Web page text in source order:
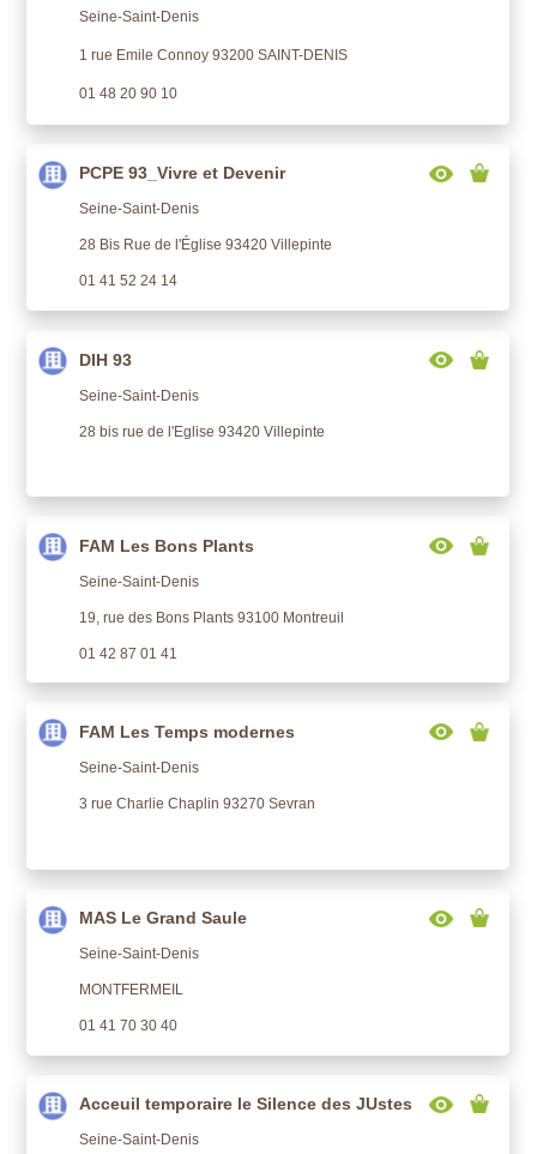
Seine-Saint-Denis
1 rue Emile Connoy 93200 SAINT-DENIS
01 48 20 90 10
PCPE 93_Vivre et Devenir
Seine-Saint-Denis
28 Bis Rue de l'Église 93420 Villepinte
01 41 52 24 14
DIH 93
Seine-Saint-Denis
28 bis rue de l'Eglise 93420 Villepinte
FAM Les Bons Plants
Seine-Saint-Denis
19, rue des Bons Plants 93100 Montreuil
01 42 87 01 41
FAM Les Temps modernes
Seine-Saint-Denis
3 rue Charlie Chaplin 93270 Sevran
MAS Le Grand Saule
Seine-Saint-Denis
MONTFERMEIL
01 41 70 30 40
Acceuil temporaire le Silence des JUstes
Seine-Saint-Denis